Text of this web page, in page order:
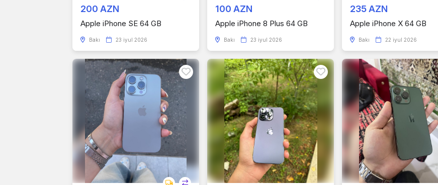
200 AZN
Apple iPhone SE 64 GB
Bakı 23 iyul 2026
100 AZN
Apple iPhone 8 Plus 64 GB
Bakı 23 iyul 2026
235 AZN
Apple iPhone X 64 GB
Bakı 22 iyul 2026